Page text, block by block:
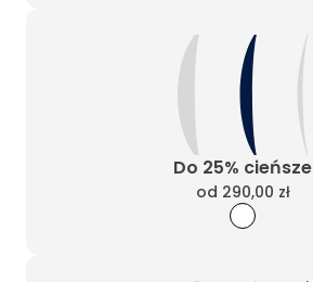
Do 25% cieńsze
od 290,00 zł